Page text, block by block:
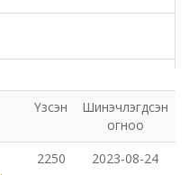
Үзсэн
Шинэчлэгдсэн
огноо
2250 2023-08-24